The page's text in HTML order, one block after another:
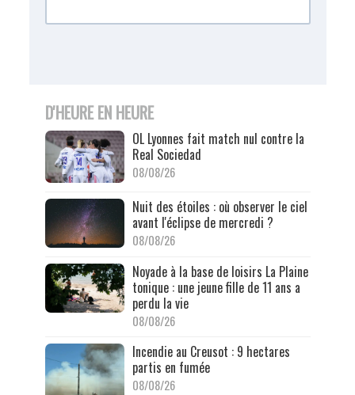
D'HEURE EN HEURE
OL Lyonnes fait match nul contre la
Real Sociedad
08/08/26
Nuit des étoiles : où observer le ciel
avant l'éclipse de mercredi ?
08/08/26
Noyade à la base de loisirs La Plaine
tonique : une jeune fille de 11 ans a
perdu la vie
08/08/26
Incendie au Creusot : 9 hectares
partis en fumée
08/08/26